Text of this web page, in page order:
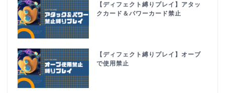
【ディフェクト縛りプレイ】アタッ
クカード＆パワーカード禁止
【ディフェクト縛りプレイ】オーブ
で使用禁止